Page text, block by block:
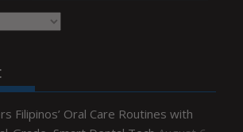
Filipinos’ Oral Care Routines with